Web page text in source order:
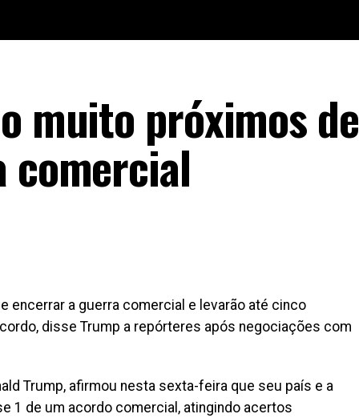
muito próximos de
comercial
encerrar a guerra comercial e levarão até cinco
disse Trump a repórteres após negociações com
Trump, afirmou nesta sexta-feira que seu país e a
1 de um acordo comercial, atingindo acertos